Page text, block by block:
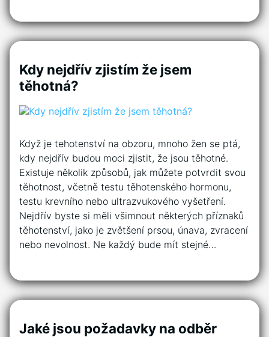
Kdy nejdřív zjistím že jsem
těhotná?
Když je tehotenství na obzoru, mnoho žen se ptá,
kdy nejdřív budou moci zjistit, že jsou těhotné.
Existuje několik způsobů, jak můžete potvrdit svou
těhotnost, včetně testu těhotenského hormonu,
testu krevního nebo ultrazvukového vyšetření.
Nejdřív byste si měli všimnout některých příznaků
těhotenství, jako je zvětšení prsou, únava, zvracení
nebo nevolnost. Ne každý bude mít stejné…
Jaké jsou požadavky na odběr